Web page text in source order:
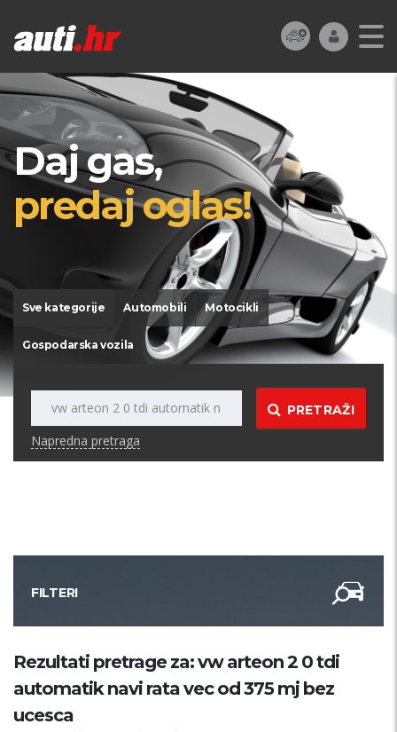
Daj gas,
predaj oglas!
Sve kategorije Automobili Motocikli
Gospodarska vozila
PRETRAŽI
Napredna pretraga
FILTERI
Kategorija
Rezultati pretrage za: vw arteon 2 0 tdi
automatik navi rata vec od 375 mj bez
ucesca